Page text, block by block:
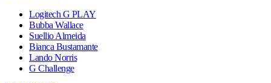
Logitech G PLAY
Bubba Wallace
Suellio Almeida
Bianca Bustamante
Lando Norris
G Challenge